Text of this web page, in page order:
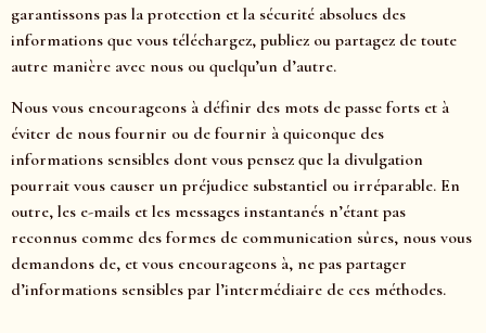
garantissons pas la protection et la sécurité absolues des
informations que vous téléchargez, publiez ou partagez de toute
autre manière avec nous ou quelqu’un d’autre.
Nous vous encourageons à définir des mots de passe forts et à
éviter de nous fournir ou de fournir à quiconque des
informations sensibles dont vous pensez que la divulgation
pourrait vous causer un préjudice substantiel ou irréparable. En
outre, les e-mails et les messages instantanés n’étant pas
reconnus comme des formes de communication sûres, nous vous
demandons de, et vous encourageons à, ne pas partager
d’informations sensibles par l’intermédiaire de ces méthodes.